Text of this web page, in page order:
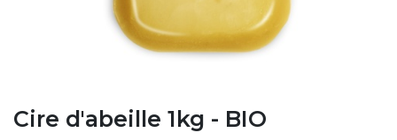
Cire d'abeille 1kg - BIO